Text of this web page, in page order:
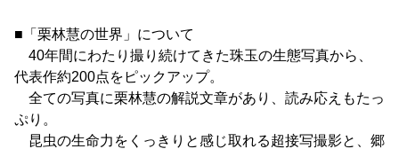
■「栗林慧の世界」について
40年間にわたり撮り続けてきた珠玉の生態写真から、
代表作約200点をピックアップ。
全ての写真に栗林慧の解説文章があり、読み応えもたっ
ぷり。
昆虫の生命力をくっきりと感じ取れる超接写撮影と、郷